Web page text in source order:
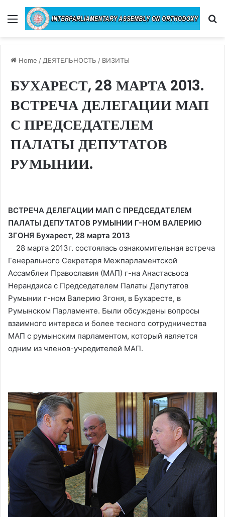
Menu
Home / ДЕЯТЕЛЬНОСТЬ / ВИЗИТЫ
БУХАРЕСТ, 28 МАРТА 2013.
ВСТРЕЧА ДЕЛЕГАЦИИ МАП
С ПРЕДСЕДАТЕЛЕМ
ПАЛАТЫ ДЕПУТАТОВ
РУМЫНИИ.
ВСТРЕЧА ДЕЛЕГАЦИИ МАП С ПРЕДСЕДАТЕЛЕМ
ПАЛАТЫ ДЕПУТАТОВ РУМЫНИИ Г-НОМ ВАЛЕРИЮ
ЗГОНЯ Бухарест, 28 марта 2013
28 марта 2013г. состоялась ознакомительная встреча
Генерального Секретаря Межпарламентской
Ассамблеи Православия (МАП) г-на Анастасьоса
Нерандзиса с Председателем Палаты Депутатов
Румынии г-ном Валерию Згоня, в Бухаресте, в
Румынском Парламенте. Были обсуждены вопросы
взаимного интереса и более тесного сотрудничества
МАП с румынским парламентом, который является
одним из членов-учредителей МАП.